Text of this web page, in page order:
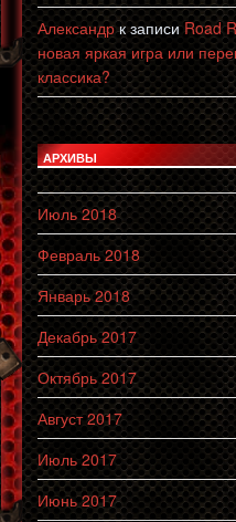
Александрк записиRoad
новая яркая игра или
классика?
АРХИВЫ
Июль 2018
Февраль 2018
Январь 2018
Декабрь 2017
Октябрь 2017
Август 2017
Июль 2017
Июнь 2017